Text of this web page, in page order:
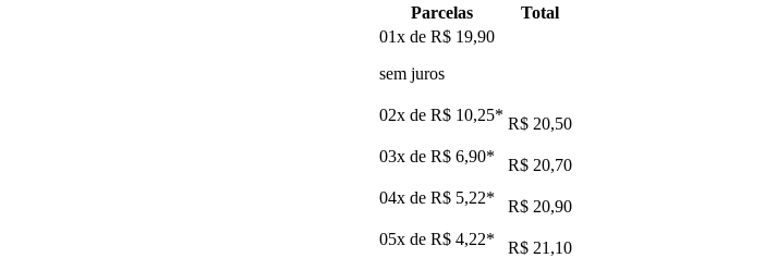
Parcelas
Total
01x de R$ 19,90
sem juros
02x de R$ 10,25* R$ 20,50
03x de R$ 6,90*
R$ 20,70
04x de R$ 5,22*
R$ 20,90
05x de R$ 4,22*
R$ 21,10